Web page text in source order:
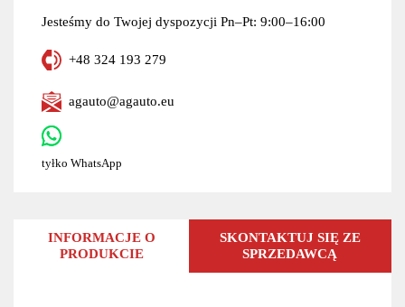
Jesteśmy do Twojej dyspozycji Pn–Pt: 9:00–16:00
+48 324 193 279
agauto@agauto.eu
tyłko WhatsApp
INFORMACJE O
PRODUKCIE
SKONTAKTUJ SIĘ ZE
SPRZEDAWCĄ